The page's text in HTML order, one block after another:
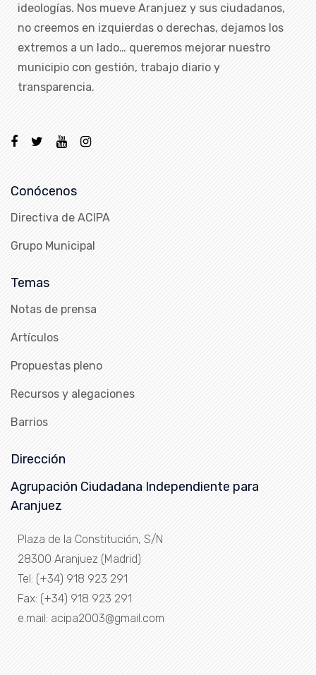
ideologías. Nos mueve Aranjuez y sus ciudadanos,
no creemos en izquierdas o derechas, dejamos los
extremos a un lado… queremos mejorar nuestro
municipio con gestión, trabajo diario y
transparencia.
Conócenos
Directiva de ACIPA
Grupo Municipal
Temas
Notas de prensa
Artículos
Propuestas pleno
Recursos y alegaciones
Barrios
Dirección
Agrupación Ciudadana Independiente para
Aranjuez
Plaza de la Constitución, S/N
28300 Aranjuez (Madrid)
Tel: (+34) 918 923 291
Fax: (+34) 918 923 291
e.mail: acipa2003@gmail.com